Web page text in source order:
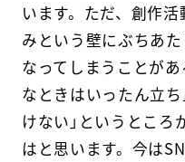
います。ただ、創作
みという壁にぶちあ
なってしまうことが
なときはいったん立ち
けない」というとこ
はと思います。今は